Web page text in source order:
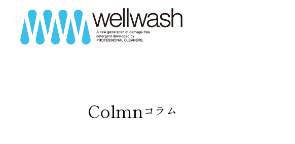
Colmnコラム